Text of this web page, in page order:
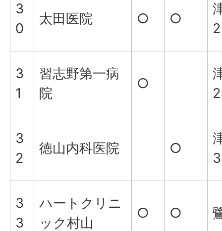
3
0
太田医院 ○ ○
2
3
1
習志野第一病
院
○
3
2
徳山内科医院 ○
3
3
ハートクリニ
ック村山
○ ○